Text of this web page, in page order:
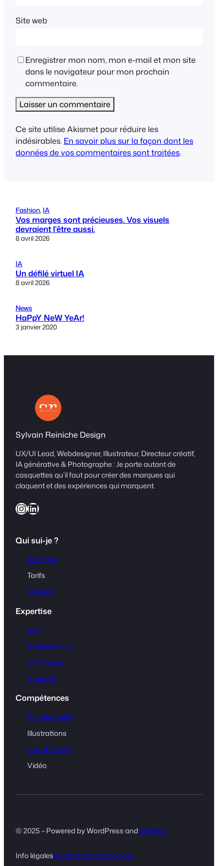
Site web
Enregistrer mon nom, mon e-mail et mon site
dans le navigateur pour mon prochain
commentaire.
Ce site utilise Akismet pour réduire les
indésirables. En savoir plus sur la façon dont les
données de vos commentaires sont traitées.
Fashion, IA
Vos marges sont précieuses. Vos visuels
devraient l’être aussi.
8 avril 2026
IA
Un défilé virtuel IA
8 avril 2026
News
HaPpY NeW YeAr!
3 janvier 2020
Sylvain Reiniche Design
UX/UI Lead, Webdesigner, Illustrateur, Directeur créatif,
IA générative & Photographe : Je porte autant de
casquettes qu’il faut pour créer des marques qui
claquent et des expériences qui marquent.
InstagramLinkedIn
Qui sui-je ?
À propos
Tarifs
Contact
Expertise
Blog
IA Générative
Use Cases
Vision IA
Compétences
Photographie
Illustrations
UX/UI Design
Vidéo
© 2025 – Powered by WordPress andslydelux
Info légalesParamètres des cookies